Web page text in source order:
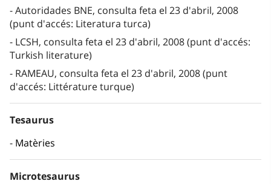
Autoridades BNE, consulta feta el 23 d'abril, 2008
(punt d'accés: Literatura turca)
LCSH, consulta feta el 23 d'abril, 2008 (punt d'accés:
Turkish literature)
RAMEAU, consulta feta el 23 d'abril, 2008 (punt
d'accés: Littérature turque)
Tesaurus
Matèries
Microtesaurus